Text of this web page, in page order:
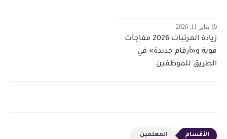
يناير 11, 2026
زيادة المرتبات 2026 مفاجآت
قوية و«أرقام جديدة» في
الطريق للموظفين
المعلمين